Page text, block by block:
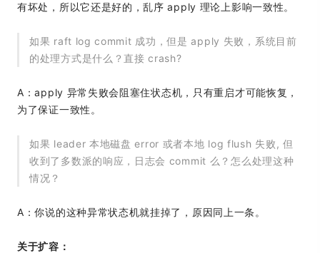
有坏处，所以它还是好的，乱序 apply 理论上影响一致性。
如果 raft log commit 成功，但是 apply 失败，系统目前
的处理方式是什么？直接 crash?
A：apply 异常失败会阻塞住状态机，只有重启才可能恢复，
为了保证一致性。
如果 leader 本地磁盘 error 或者本地 log flush 失败, 但
收到了多数派的响应，日志会 commit 么？怎么处理这种
情况？
A：你说的这种异常状态机就挂掉了，原因同上一条。
关于扩容：